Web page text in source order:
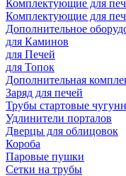
Комплектующие для
Комплектующие для
Дополнительное
для Каминов
для Печей
для Топок
Дополнительная
Заряд для печей
Трубы стартовые
Удлинители порталов
Дверцы для облицовок
Короба
Паровые пушки
Сетки на трубы